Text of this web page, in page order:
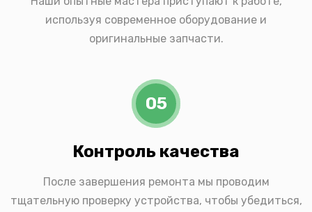
используя современное оборудование и
оригинальные запчасти.
05
Контроль качества
После завершения ремонта мы проводим
тщательную проверку устройства, чтобы убедиться,